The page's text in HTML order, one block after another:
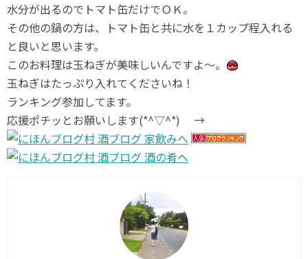
水分が出るのでトマト缶だけでＯＫ。
その他の鍋の方は、トマト缶と共に水を１カップ程入れる
と良いと思います。
このお料理は玉ねぎが美味しいんですよ～。
玉ねぎはたっぷり入れてくださいね！
ランキング参加してます。
応援ポチッとお願いします(*^▽^*) →